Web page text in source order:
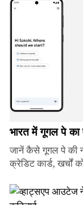
भारत में गूगल पे
जानें कैसे गूगल पे की
क्रेडिट कार्ड, खर्चों